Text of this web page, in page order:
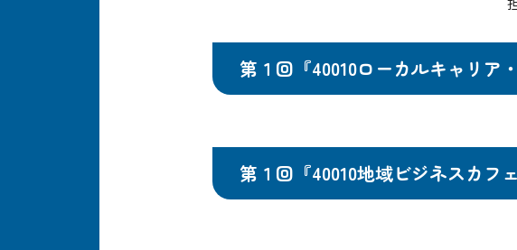
第１回『40010ローカルキャリア
第１回『40010地域ビジネスカフ